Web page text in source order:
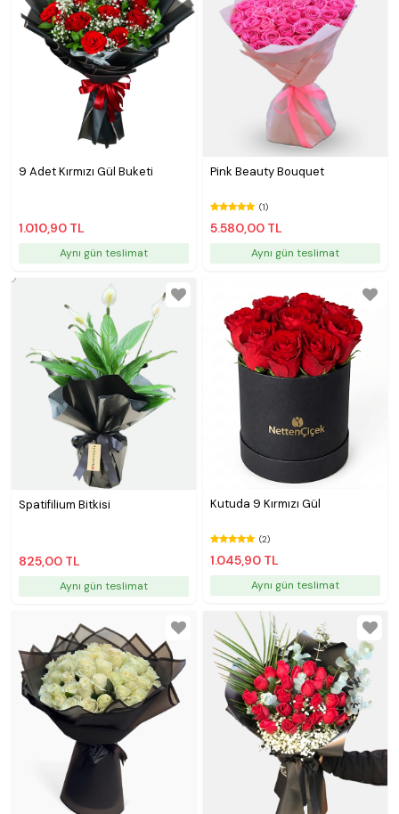
9 Adet Kırmızı Gül Buketi
1.010,90 TL
Aynı gün teslimat
Pink Beauty Bouquet
(1)
5.580,00 TL
Aynı gün teslimat
Spatifilium Bitkisi
825,00 TL
Aynı gün teslimat
Kutuda 9 Kırmızı Gül
(2)
1.045,90 TL
Aynı gün teslimat